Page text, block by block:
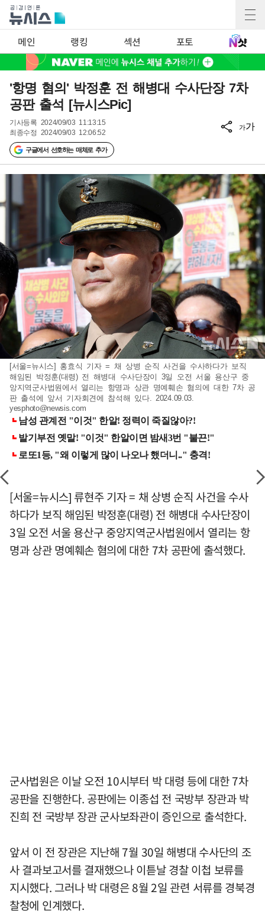
메인 랭킹 섹션 포토
'항명 혐의' 박정훈 전 해병대 수사단장 7차
공판 출석 [뉴시스Pic]
기사등록 2024/09/03 11:13:15
최종수정 2024/09/03 12:06:52
구글에서 선호하는 매체로 추가
가가
[서울=뉴시스] 홍효식 기자 = 채 상병 순직 사건을 수사하다가 보직
해임된 박정훈(대령) 전 해병대 수사단장이 3일 오전 서울 용산구 중
앙지역군사법원에서 열리는 항명과 상관 명예훼손 혐의에 대한 7차 공
판 출석에 앞서 기자회견에 참석해 있다. 2024.09.03.
yesphoto@newsis.com
[서울=뉴시스] 류현주 기자 = 채 상병 순직 사건을 수사
하다가 보직 해임된 박정훈(대령) 전 해병대 수사단장이
3일 오전 서울 용산구 중앙지역군사법원에서 열리는 항
명과 상관 명예훼손 혐의에 대한 7차 공판에 출석했다.
군사법원은 이날 오전 10시부터 박 대령 등에 대한 7차
공판을 진행한다. 공판에는 이종섭 전 국방부 장관과 박
진희 전 국방부 장관 군사보좌관이 증인으로 출석한다.
앞서 이 전 장관은 지난해 7월 30일 해병대 수사단의 조
사 결과보고서를 결재했으나 이튿날 경찰 이첩 보류를
지시했다. 그러나 박 대령은 8월 2일 관련 서류를 경북경
찰청에 인계했다.